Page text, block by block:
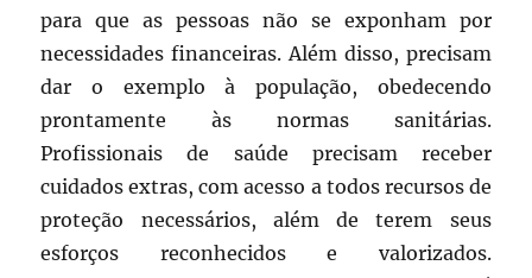
para que as pessoas não se exponham por
necessidades financeiras. Além disso, precisam
dar o exemplo à população, obedecendo
prontamente às normas sanitárias.
Profissionais de saúde precisam receber
cuidados extras, com acesso a todos recursos de
proteção necessários, além de terem seus
esforços reconhecidos e valorizados.